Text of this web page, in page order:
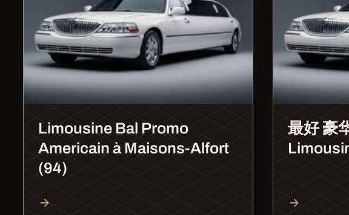
Limousine Bal Promo
Americain à Maisons-Alfort
(94)
最好 豪